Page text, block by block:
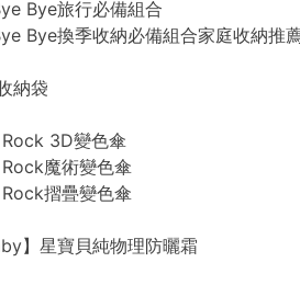
Bye旅行必備組合
Bye換季收納必備組合家庭收納推
納袋
3D變色傘
魔術變色傘
摺疊變色傘
】星寶貝純物理防曬霜